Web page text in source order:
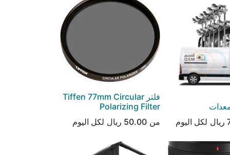
ريال لكل اليوم
فلتر Tiffen 77mm Circular
Polarizing Filter
من 50.00 ريال لكل اليوم